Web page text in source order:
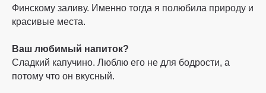
Финскому заливу. Именно тогда я полюбила природу и
красивые места.
Ваш любимый напиток?
Сладкий капучино. Люблю его не для бодрости, а
потому что он вкусный.